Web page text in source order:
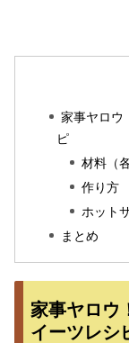
家事ヤロウ
ピ
材料（
作り方
ホット
まとめ
家事ヤロウ
イーツレシ